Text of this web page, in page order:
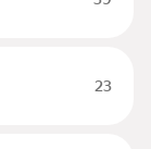
23